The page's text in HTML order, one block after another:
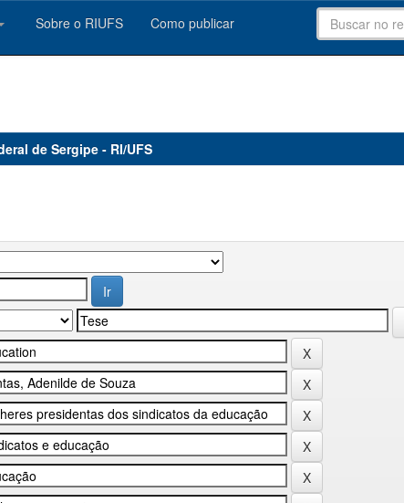
Sobre o RIUFS Como publicar
de Sergipe - RI/UFS